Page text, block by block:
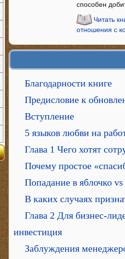
способен
Читать
отношения с
Благодарности книге
Предисловие к
Вступление
5 языков любви на
Глава 1 Чего хотят
Почему простое
Попадание в яблочко
В каких случаях
Глава 2 Для бизнес-
инвестиция
Заблуждения